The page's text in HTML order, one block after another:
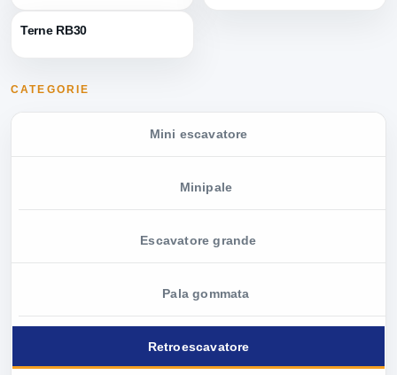
CATEGORIE
Mini escavatore
Minipale
Escavatore grande
Pala gommata
Retroescavatore
Terne RB30